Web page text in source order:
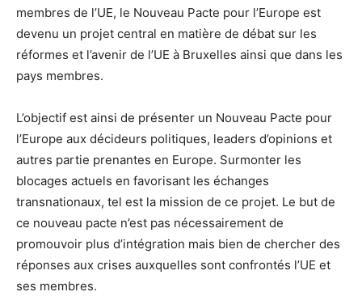
membres de l’UE, le Nouveau Pacte pour l’Europe est
devenu un projet central en matière de débat sur les
réformes et l’avenir de l’UE à Bruxelles ainsi que dans les
pays membres.
L’objectif est ainsi de présenter un Nouveau Pacte pour
l’Europe aux décideurs politiques, leaders d’opinions et
autres partie prenantes en Europe. Surmonter les
blocages actuels en favorisant les échanges
transnationaux, tel est la mission de ce projet. Le but de
ce nouveau pacte n’est pas nécessairement de
promouvoir plus d’intégration mais bien de chercher des
réponses aux crises auxquelles sont confrontés l’UE et
ses membres.